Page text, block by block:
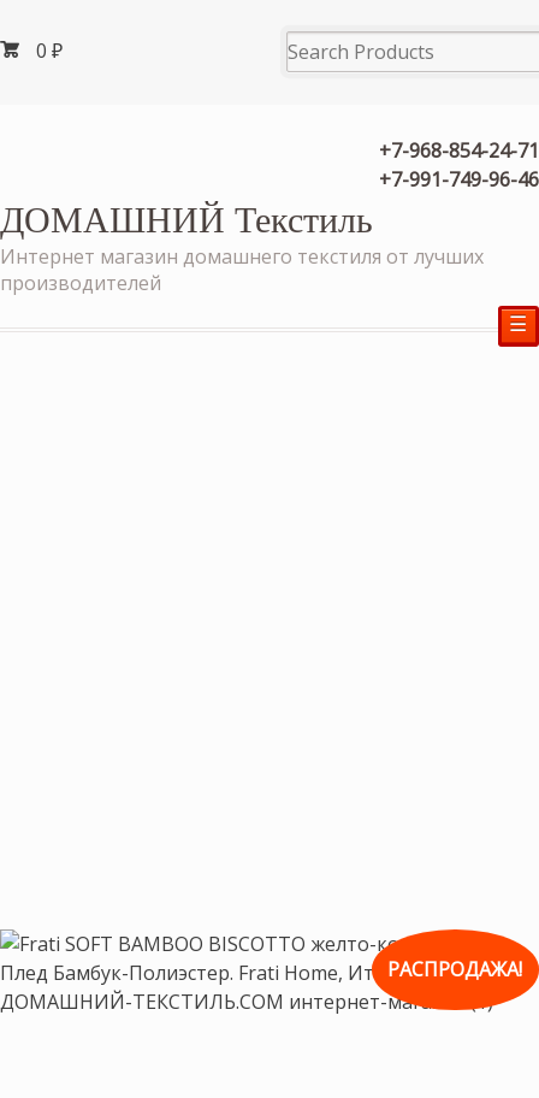
0 ₽
+7-968-854-24-71
+7-991-749-96-46
ДОМАШНИЙ Текстиль
Интернет магазин домашнего текстиля от лучших
производителей
☰
РАСПРОДАЖА!